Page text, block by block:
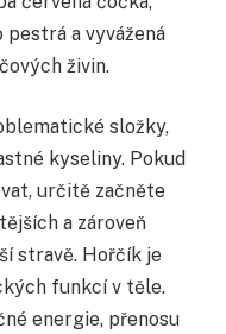
a vyvážená
živin.
složky,
kyseliny. Pokud
určitě začněte
a zároveň
stravě. Hořčík je
funkcí v těle.
energie, přenosu